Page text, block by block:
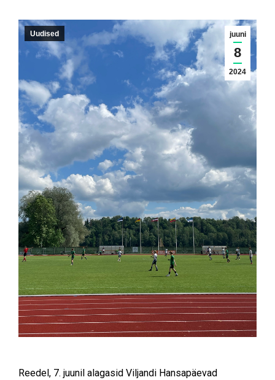
juuni
8
2024
Uudised
Reedel, 7. juunil alagasid Viljandi Hansapäevad